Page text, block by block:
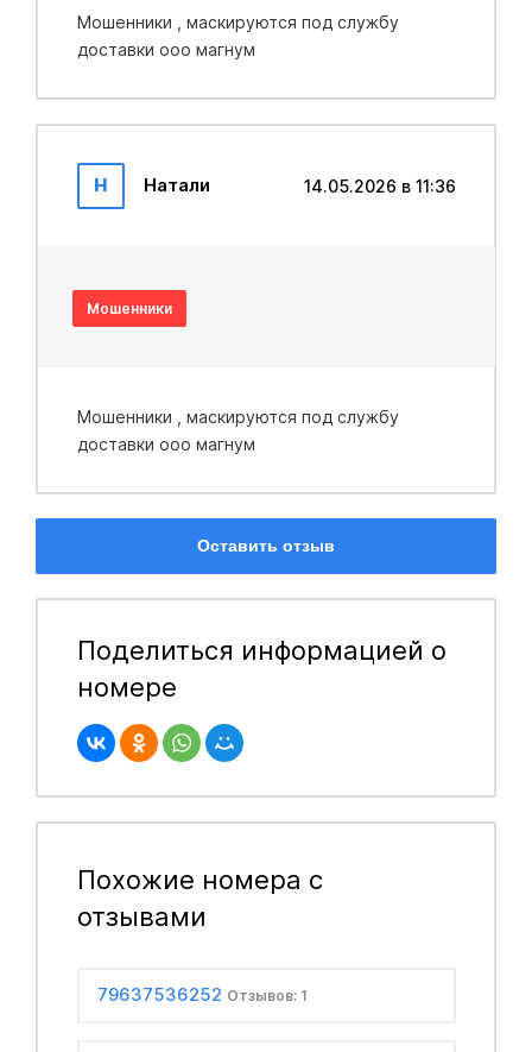
Мошенники , маскируются под службу
доставки ооо магнум
Н Натали 14.05.2026 в 11:36
Мошенники
Мошенники , маскируются под службу
доставки ооо магнум
Оставить отзыв
Поделиться информацией о
номере
Похожие номера с
отзывами
79637536252 Отзывов: 1